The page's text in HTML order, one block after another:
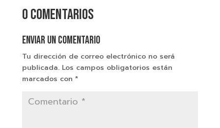
0 comentarios
Enviar un comentario
Tu dirección de correo electrónico no será
publicada. Los campos obligatorios están
marcados con *